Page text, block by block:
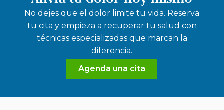
No dejes que el dolor limite tu vida. Reserva
tu cita y empieza a recuperar tu salud con
técnicas especializadas que marcan la
diferencia.
Agenda una cita